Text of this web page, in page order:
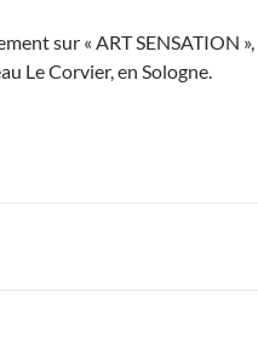
sur « ART SENSATION »,
Le Corvier, en Sologne.